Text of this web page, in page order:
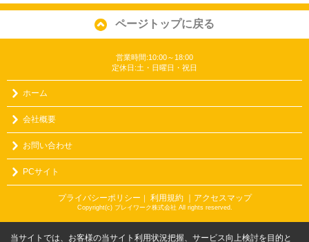
ページトップに戻る
営業時間:10:00～18:00
定休日:土・日曜日・祝日
ホーム
会社概要
お問い合わせ
PCサイト
プライバシーポリシー 利用規約 ｜アクセスマップ
Copyright(c) プレイワーク株式会社 All rights reserved.
当サイトでは、お客様の当サイト利用状況把握、サービス向上検討を目的と